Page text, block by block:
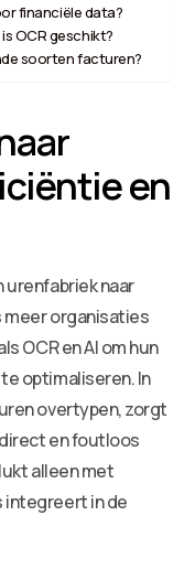
financiële data?
OCR geschikt?
soorten facturen?
en
urenfabriek naar
meer organisaties
OCR en AI om hun
optimaliseren. In
overtypen, zorgt
en foutloos
alleen met
integreert in de